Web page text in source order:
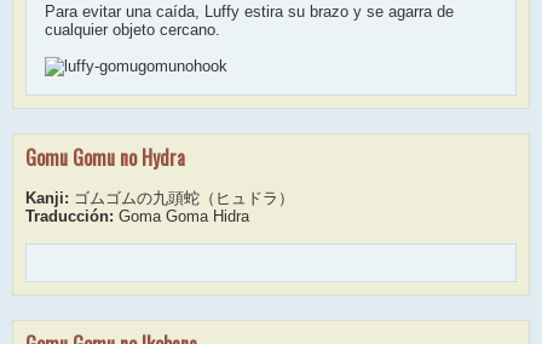
Para evitar una caída, Luffy estira su brazo y se agarra de
cualquier objeto cercano.
Gomu Gomu no Hydra
Kanji: ゴムゴムの九頭蛇（ヒュドラ）
Traducción: Goma Goma Hidra